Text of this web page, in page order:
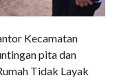
Kecamatan
pita dan
Tidak Layak